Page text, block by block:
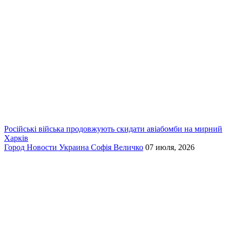
Російські війська продовжують скидати авіабомби на мирний
Харків
Город Новости Украина Софія Величко 07 июля, 2026